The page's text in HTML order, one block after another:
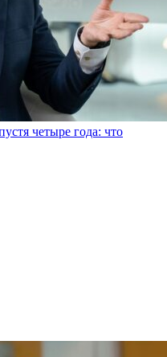
четыре года: что